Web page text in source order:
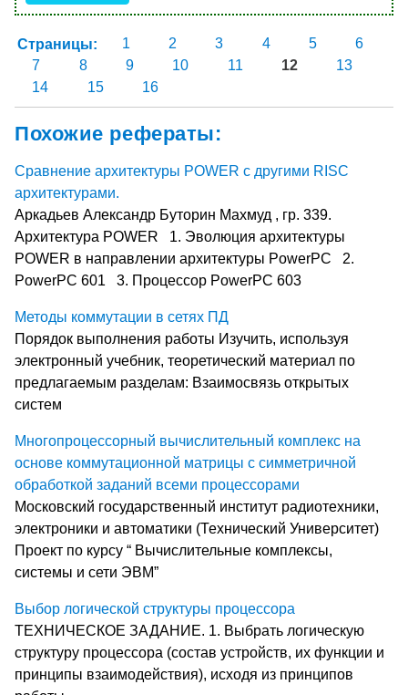
Страницы: 1 2 3 4 5
6
7
8 9 10 11 12
13
14
15 16
Похожие рефераты:
Сравнение архитектуры POWER с другими RISC
архитектурами.
Аркадьев Александр Буторин Махмуд , гр. 339.
Архитектура POWER 1. Эволюция архитектуры
POWER в направлении архитектуры PowerPC 2.
PowerPC 601 3. Процессор PowerPC 603
Методы коммутации в сетях ПД
Порядок выполнения работы Изучить, используя
электронный учебник, теоретический материал по
предлагаемым разделам: Взаимосвязь открытых
систем
Многопроцессорный вычислительный комплекс на
основе коммутационной матрицы с симметричной
обработкой заданий всеми процессорами
Московский государственный институт радиотехники,
электроники и автоматики (Технический Университет)
Проект по курсу “ Вычислительные комплексы,
системы и сети ЭВМ”
Выбор логической структуры процессора
ТЕХНИЧЕСКОЕ ЗАДАНИЕ. 1. Выбрать логическую
структуру процессора (состав устройств, их функции и
принципы взаимодействия), исходя из принципов